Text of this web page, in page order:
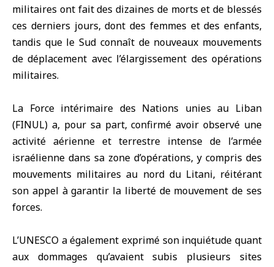
militaires ont fait des dizaines de morts et de blessés
ces derniers jours, dont des femmes et des enfants,
tandis que le Sud connaît de nouveaux mouvements
de déplacement avec l’élargissement des opérations
militaires.
La Force intérimaire des Nations unies au Liban
(FINUL) a, pour sa part, confirmé avoir observé une
activité aérienne et terrestre intense de l’armée
israélienne dans sa zone d’opérations, y compris des
mouvements militaires au nord du Litani, réitérant
son appel à garantir la liberté de mouvement de ses
forces.
L’UNESCO a également exprimé son inquiétude quant
aux dommages qu’avaient subis plusieurs sites